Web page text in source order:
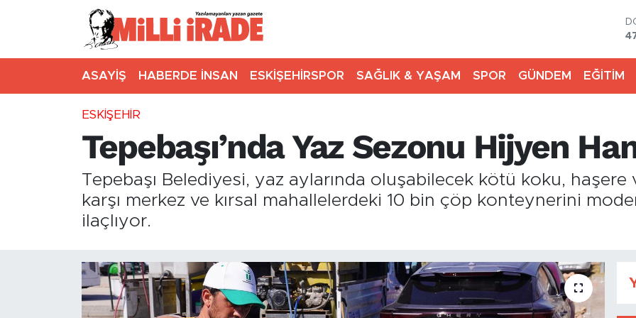
ASAYİŞ HABERDE İNSAN ESKİŞEHİRSPOR SAĞLIK & YAŞAM SPOR GÜNDEM EĞİTİM
ESKİŞEHİR
Tepebaşı’nda Yaz Sezonu Hijyen
Tepebaşı Belediyesi, yaz aylarında oluşabilecek kötü koku, haşere
karşı merkez ve kırsal mahallelerdeki 10 bin çöp konteynerini
ilaçlıyor.